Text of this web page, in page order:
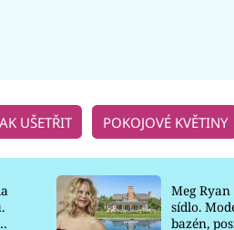
UŠETŘIT POKOJOVÉ KVĚTINY
Meg
sídlo.
bazén,